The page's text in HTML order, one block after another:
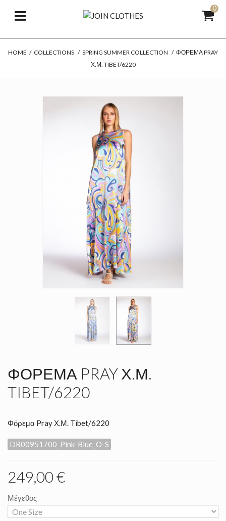
0
HOME / COLLECTIONS / SPRING SUMMER COLLECTION / ΦΌΡΕΜΑ PRAY
Χ.Μ. TIBET/6220
ΦΌΡΕΜΑ PRAY Χ.Μ.
TIBET/6220
Φόρεμα Pray Χ.Μ. Tibet/6220
DR00951700_Pink-Blue_O-S
249,00 €
Μέγεθος